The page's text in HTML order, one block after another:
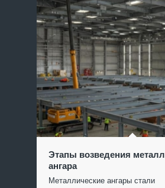
Этапы возведения
ангара
Металлические ангары стали